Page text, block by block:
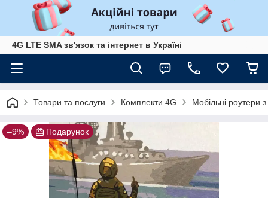
4G LTE SMA зв'язок та інтернет в Україні
Товари та послуги Комплекти 4G Мобільні роутери
–9% Подарунок